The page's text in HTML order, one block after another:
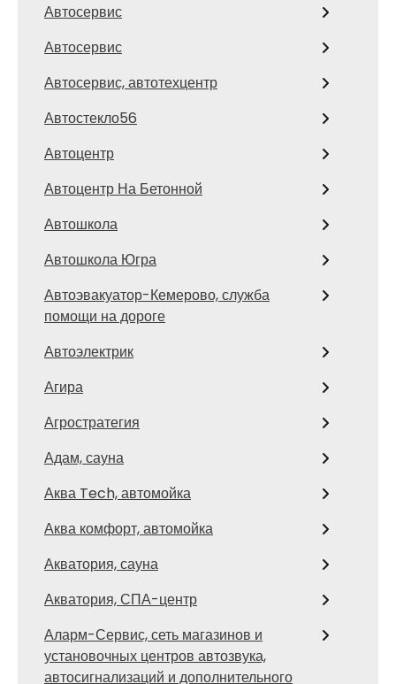
Автосервис
Автосервис
Автосервис, автотехцентр
Автостекло56
Автоцентр
Автоцентр На Бетонной
Автошкола
Автошкола Югра
Автоэвакуатор-Кемерово, служба
помощи на дороге
Автоэлектрик
Агира
Агростратегия
Адам, сауна
Аква Tech, автомойка
Аква комфорт, автомойка
Акватория, сауна
Акватория, СПА-центр
Аларм-Сервис, сеть магазинов и
установочных центров автозвука,
автосигнализаций и дополнительного